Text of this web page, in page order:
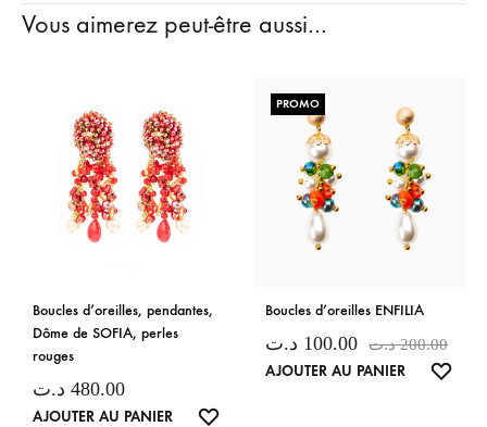
Vous aimerez peut-être aussi…
Boucles d’oreilles, pendantes,
Dôme de SOFIA, perles
rouges
480.00 د.ت
AJOUTER AU PANIER
PROMO
Boucles d’oreilles ENFILIA
100.00 د.ت 200.00 د.ت
AJOUTER AU PANIER